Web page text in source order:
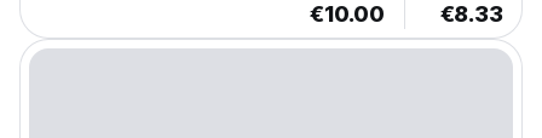
€10.00 €8.33